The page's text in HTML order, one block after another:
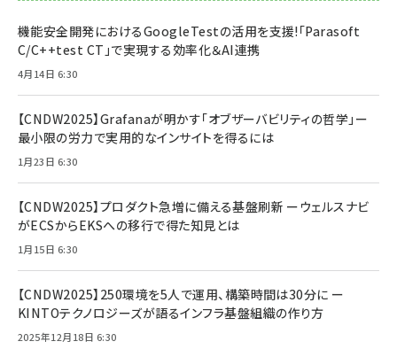
機能安全開発におけるGoogleTestの活用を支援!「Parasoft
C/C++test CT」で実現する効率化＆AI連携
4月14日 6:30
【CNDW2025】Grafanaが明かす「オブザーバビリティの哲学」ー
最小限の労力で実用的なインサイトを得るには
1月23日 6:30
【CNDW2025】プロダクト急増に備える基盤刷新 ーウェルスナビ
がECSからEKSへの移行で得た知見とは
1月15日 6:30
【CNDW2025】250環境を5人で運用、構築時間は30分に ー
KINTOテクノロジーズが語るインフラ基盤組織の作り方
2025年12月18日 6:30